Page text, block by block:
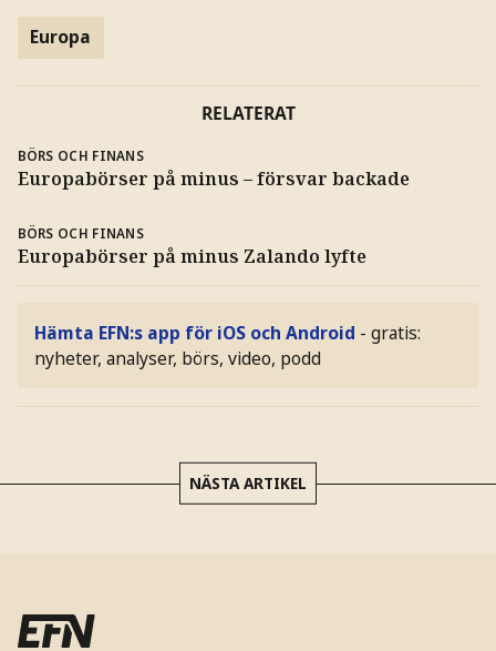
Europa
RELATERAT
BÖRS OCH FINANS
Europabörser på minus – försvar backade
BÖRS OCH FINANS
Europabörser på minus Zalando lyfte
Hämta EFN:s app för iOS och Android - gratis:
nyheter, analyser, börs, video, podd
NÄSTA ARTIKEL